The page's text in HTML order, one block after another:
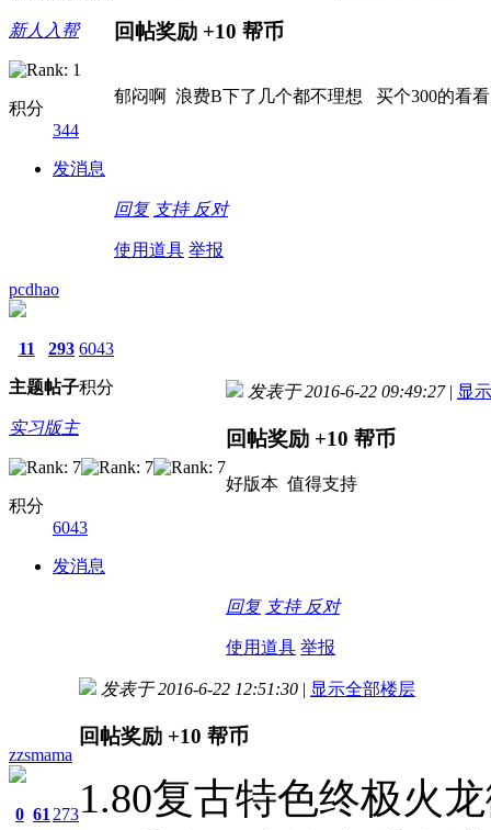
新人入帮
积分
344
发消息
回帖奖励 +10 帮币
郁闷啊 浪费B下了几个都不理想 买个300的看
回复 支持 反对
使用道具 举报
pcdhao
11
主题
293
帖子
6043
积分
实习版主
积分
6043
发消息
发表于 2016-6-22 09:49:27 | 显
回帖奖励 +10 帮币
好版本 值得支持
回复 支持 反对
使用道具 举报
zzsmama
0 61 273
发表于 2016-6-22 12:51:30 | 显示全部楼层
回帖奖励 +10 帮币
1.80复古特色终极火